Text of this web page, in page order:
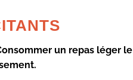
un repas léger le